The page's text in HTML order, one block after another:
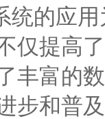
的应用
仅提高
丰富的
步和普